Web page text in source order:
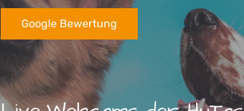
Google Bewertung